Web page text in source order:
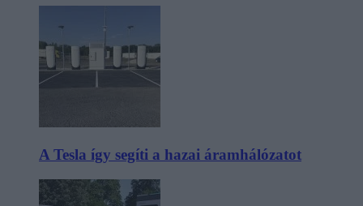
A Tesla így segíti a hazai áramhálózatot